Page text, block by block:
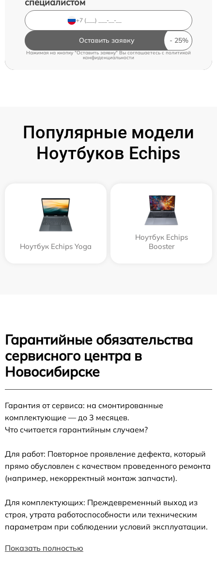
Оставить заявку
Нажимая на кнопку "Оставить заявку" Вы соглашаетесь cполитикой
конфиденциальности
Популярные модели
Ноутбуков Echips
Ноутбук Echips Yoga
Ноутбук Echips
Booster
Гарантийные обязательства
сервисного центра в
Новосибирске
Гарантия от сервиса: на смонтированные
комплектующие — до 3 месяцев.
Что считается гарантийным случаем?
Для работ: Повторное проявление дефекта, который
прямо обусловлен с качеством проведенного ремонта
(например, некорректный монтаж запчасти).
Для комплектующих: Преждевременный выход из
строя, утрата работоспособности или техническим
параметрам при соблюдении условий эксплуатации.
Показать полностью